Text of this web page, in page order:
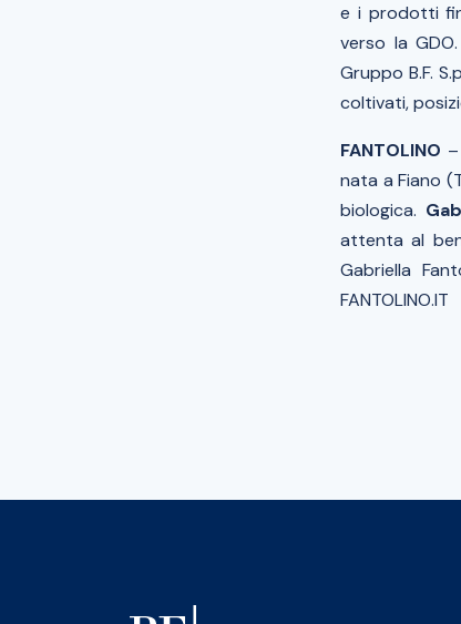
e i prodotti
verso la
Gruppo B.F.
coltivati,
FANTOLINO
nata a Fiano
biologica.
attenta al
Gabriella
FANTOLINO.IT